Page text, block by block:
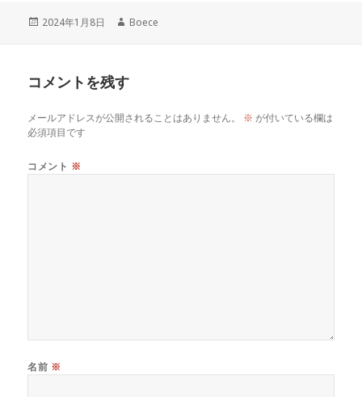
投
2024年1月8日
作
Boece
コメントを残す
メールアドレスが公開されることはありません。 ※ が付いている欄は
必須項目です
コメント ※
名前 ※